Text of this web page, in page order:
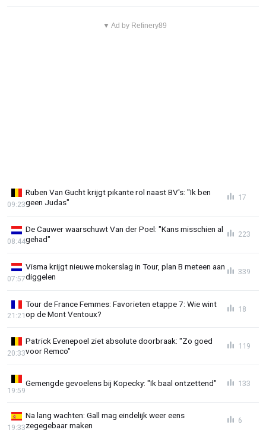
▼ Ad by Refinery89
Ruben Van Gucht krijgt pikante rol naast BV's: "Ik ben
geen Judas"
09:23
17
De Cauwer waarschuwt Van der Poel: "Kans misschien al
gehad"
08:44
223
Visma krijgt nieuwe mokerslag in Tour, plan B meteen aan
diggelen
07:57
339
Tour de France Femmes: Favorieten etappe 7: Wie wint
op de Mont Ventoux?
21:21
18
Patrick Evenepoel ziet absolute doorbraak: "Zo goed
voor Remco"
20:33
119
Gemengde gevoelens bij Kopecky: "Ik baal ontzettend"
19:59
133
Na lang wachten: Gall mag eindelijk weer eens
zegegebaar maken
19:33
6